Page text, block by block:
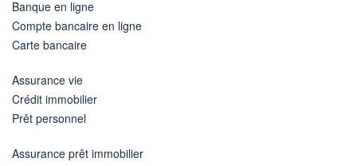
Banque en ligne
Compte bancaire en ligne
Carte bancaire
Assurance vie
Crédit immobilier
Prêt personnel
Assurance prêt immobilier